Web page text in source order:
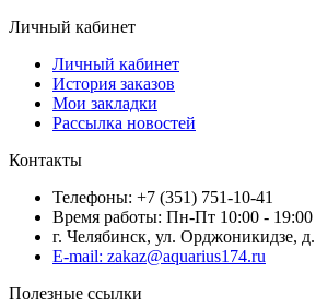
Личный кабинет
Личный кабинет
История заказов
Мои закладки
Рассылка новостей
Контакты
Телефоны: +7 (351) 751-10-41
Время работы: Пн-Пт 10:00 - 19:00
г. Челябинск, ул. Орджоникидзе,
E-mail: zakaz@aquarius174.ru
Полезные ссылки